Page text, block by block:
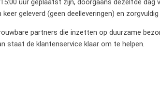
uur geplaatst zijn, doorgaans dezelfde
geleverd (geen deelleveringen) en
partners die inzetten op duurzame
staat de klantenservice klaar om te helpen.